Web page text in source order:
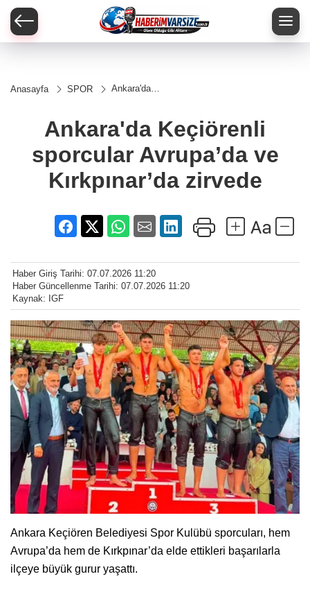
Anasayfa SPOR
Ankara'da
Avrupa’da
ve
zirvede
Ankara'da Keçiörenli
sporcular Avrupa’da ve
Kırkpınar’da zirvede
Haber Giriş Tarihi: 07.07.2026 11:20
Haber Güncellenme Tarihi: 07.07.2026 11:20
Kaynak: IGF
Ankara Keçiören Belediyesi Spor Kulübü sporcuları, hem
Avrupa’da hem de Kırkpınar’da elde ettikleri başarılarla
ilçeye büyük gurur yaşattı.